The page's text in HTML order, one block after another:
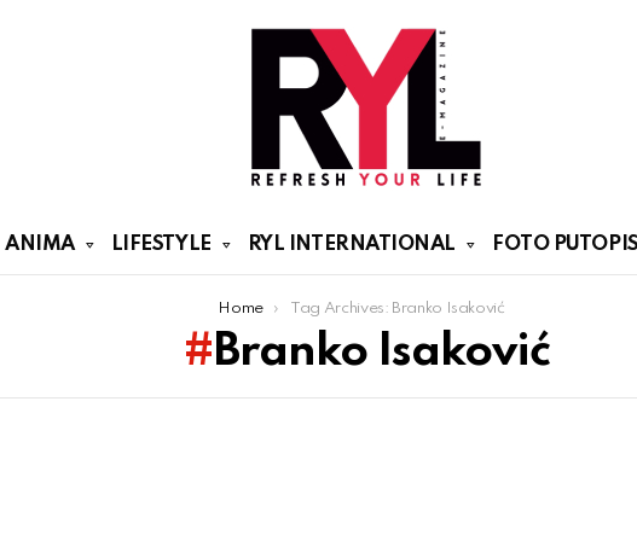
ANIMA LIFESTYLE RYL INTERNATIONAL FOTO PUTOPISI
Home Tag Archives: Branko Isaković
Branko Isaković